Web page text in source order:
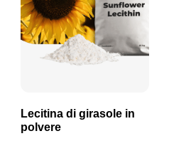
Lecitina di girasole in
polvere